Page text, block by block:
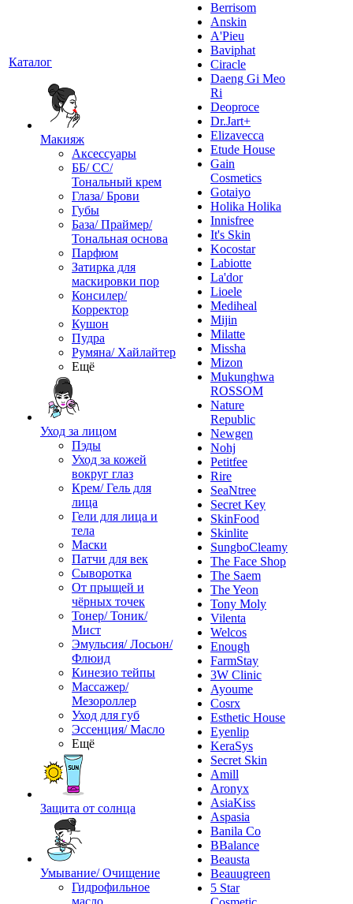
Каталог
Макияж
Аксессуары
ББ/ СС/
Тональный крем
Глаза/ Брови
Губы
База/ Праймер/
Тональная основа
Парфюм
Затирка для
маскировки пор
Консилер/
Корректор
Кушон
Пудра
Румяна/ Хайлайтер
Ещё
Уход за лицом
Пэды
Уход за кожей
вокруг глаз
Крем/ Гель для
лица
Гели для лица и
тела
Маски
Патчи для век
Сыворотка
От прыщей и
чёрных точек
Тонер/ Тоник/
Мист
Эмульсия/ Лосьон/
Флюид
Кинезио тейпы
Массажер/
Мезороллер
Уход для губ
Эссенция/ Масло
Ещё
Защита от солнца
Умывание/ Очищение
Гидрофильное
масло
Berrisom
Anskin
A'Pieu
Baviphat
Ciracle
Daeng Gi Meo
Ri
Deoproce
Dr.Jart+
Elizavecca
Etude House
Gain
Cosmetics
Gotaiyo
Holika Holika
Innisfree
It's Skin
Kocostar
Labiotte
La'dor
Lioele
Mediheal
Mijin
Milatte
Missha
Mizon
Mukunghwa
ROSSOM
Nature
Republic
Newgen
Nohj
Petitfee
Rire
SeaNtree
Secret Key
SkinFood
Skinlite
SungboCleamy
The Face Shop
The Saem
The Yeon
Tony Moly
Vilenta
Welcos
Enough
FarmStay
3W Clinic
Ayoume
Cosrx
Esthetic House
Eyenlip
KeraSys
Secret Skin
Amill
Aronyx
AsiaKiss
Aspasia
Banila Co
BBalance
Beausta
Beauugreen
5 Star